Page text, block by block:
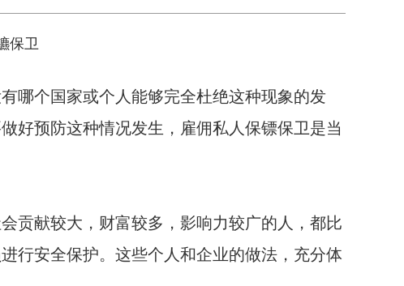
保卫
哪个国家或个人能够完全杜绝这种现象的发
好预防这种情况发生，雇佣私人保镖保卫是当
贡献较大，财富较多，影响力较广的人，都比
行安全保护。这些个人和企业的做法，充分体